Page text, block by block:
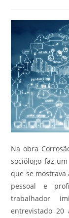
Na obra
sociólogo faz
que se mostrava
pessoal e
trabalhador
entrevistado 20